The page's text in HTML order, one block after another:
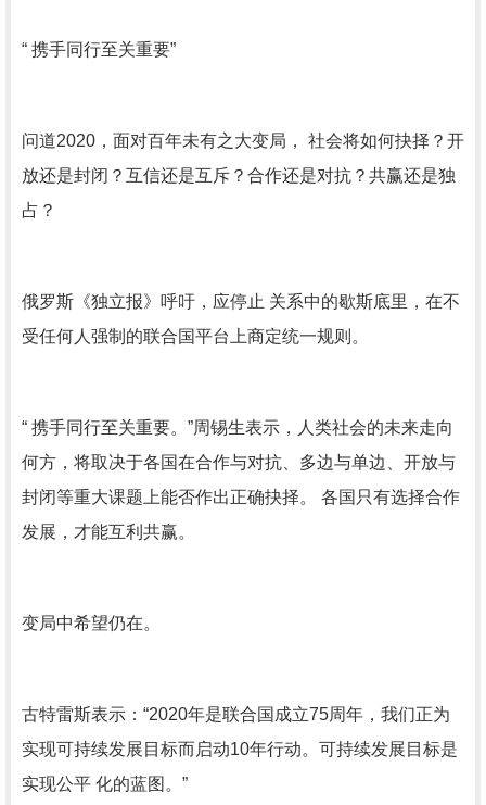
“ 携手同行至关重要”
问道2020，面对百年未有之大变局， 社会将如何抉择？开
放还是封闭？互信还是互斥？合作还是对抗？共赢还是独
占？
俄罗斯《独立报》呼吁，应停止 关系中的歇斯底里，在不
受任何人强制的联合国平台上商定统一规则。
“ 携手同行至关重要。”周锡生表示，人类社会的未来走向
何方，将取决于各国在合作与对抗、多边与单边、开放与
封闭等重大课题上能否作出正确抉择。 各国只有选择合作
发展，才能互利共赢。
变局中希望仍在。
古特雷斯表示：“2020年是联合国成立75周年，我们正为
实现可持续发展目标而启动10年行动。可持续发展目标是
实现公平 化的蓝图。”